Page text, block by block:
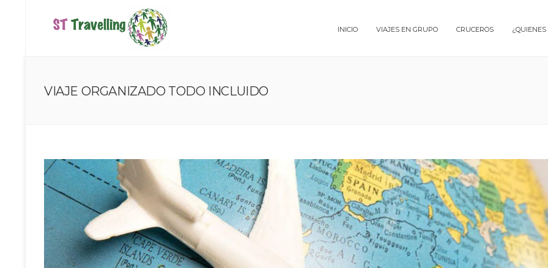
INICIO VIAJES EN GRUPO CRUCEROS ¿QUIENES
VIAJE ORGANIZADO TODO INCLUIDO